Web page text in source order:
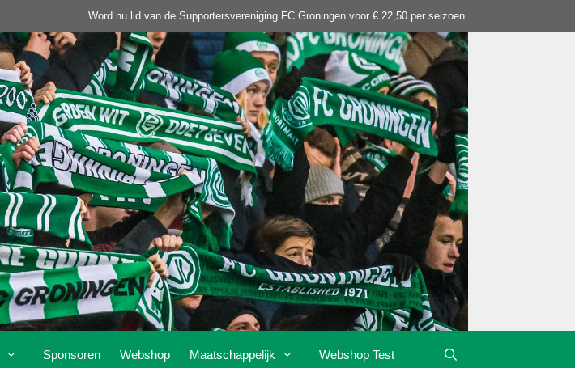
Word nu lid van de Supportersvereniging FC Groningen voor € 22,50 per seizoen.
Sponsoren Webshop Maatschappelijk Webshop Test